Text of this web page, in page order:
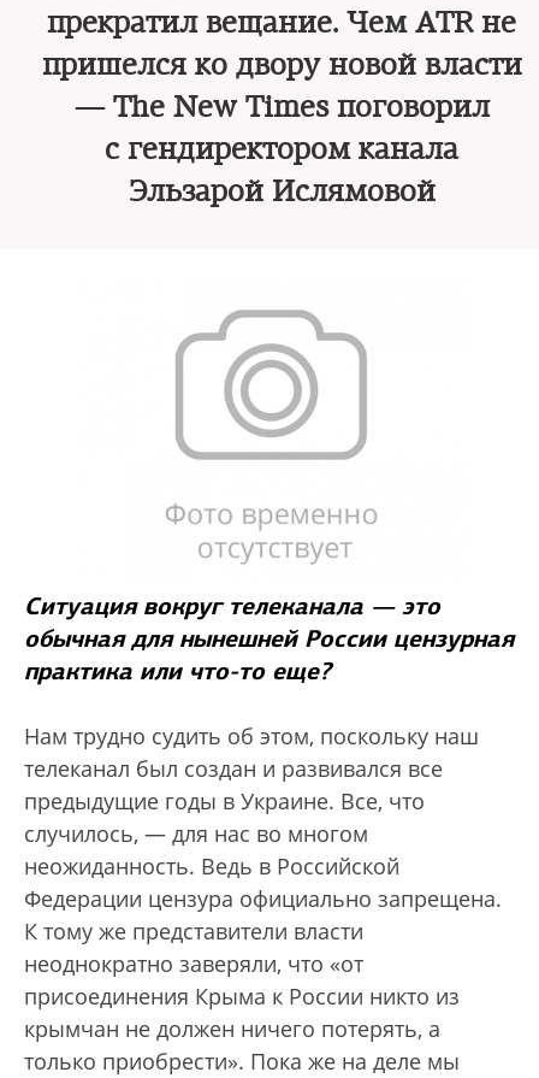
прекратил вещание. Чем ATR не
пришелся ко двору новой власти
— The New Times поговорил
с гендиректором канала
Эльзарой Ислямовой
Ситуация вокруг телеканала — это
обычная для нынешней России цензурная
практика или что-то еще?
Нам трудно судить об этом, поскольку наш
телеканал был создан и развивался все
предыдущие годы в Украине. Все, что
случилось, — для нас во многом
неожиданность. Ведь в Российской
Федерации цензура официально запрещена.
К тому же представители власти
неоднократно заверяли, что «от
присоединения Крыма к России никто из
крымчан не должен ничего потерять, а
только приобрести». Пока же на деле мы